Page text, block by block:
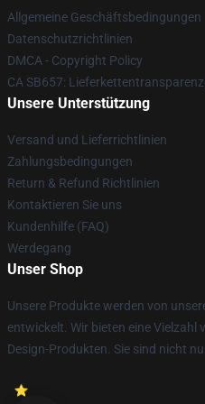
Allgemeine Geschäftsbedingungen
Datenschutzrichtlinien
DMCA - Copyright Policy
CA SB657:
Unsere Unterstützung
Versand und Lieferrichtlinien
Zahlungsbedingungen
Return & Refund Richtlinien
Kontaktieren Sie uns
Kundenhilfe (FAQ)
Werdegang
Unser Shop
Unsere Produkte werden von
entwickelt. Wir bieten eine
Design-Produkten. Sie sind nicht